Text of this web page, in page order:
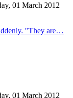
01 March 2012
"They are…
01 March 2012